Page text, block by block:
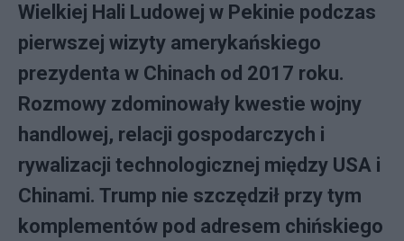
Wielkiej Hali Ludowej w Pekinie podczas
pierwszej wizyty amerykańskiego
prezydenta w Chinach od 2017 roku.
Rozmowy zdominowały kwestie wojny
handlowej, relacji gospodarczych i
rywalizacji technologicznej między USA i
Chinami. Trump nie szczędził przy tym
komplementów pod adresem chińskiego